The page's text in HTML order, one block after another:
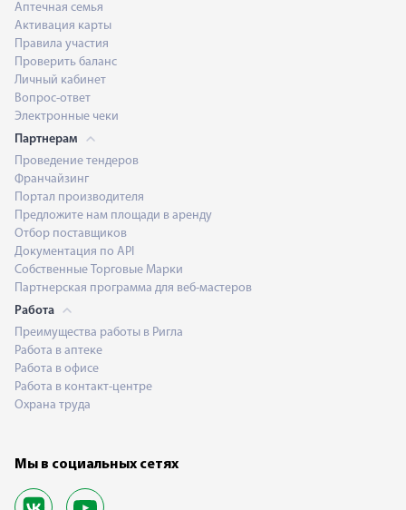
Аптечная семья
Активация карты
Правила участия
Проверить баланс
Личный кабинет
Вопрос-ответ
Электронные чеки
Партнерам
Проведение тендеров
Франчайзинг
Портал производителя
Предложите нам площади в аренду
Отбор поставщиков
Документация по API
Собственные Торговые Марки
Партнерская программа для веб-мастеров
Работа
Преимущества работы в Ригла
Работа в аптеке
Работа в офисе
Работа в контакт-центре
Охрана труда
Мы в социальных сетях